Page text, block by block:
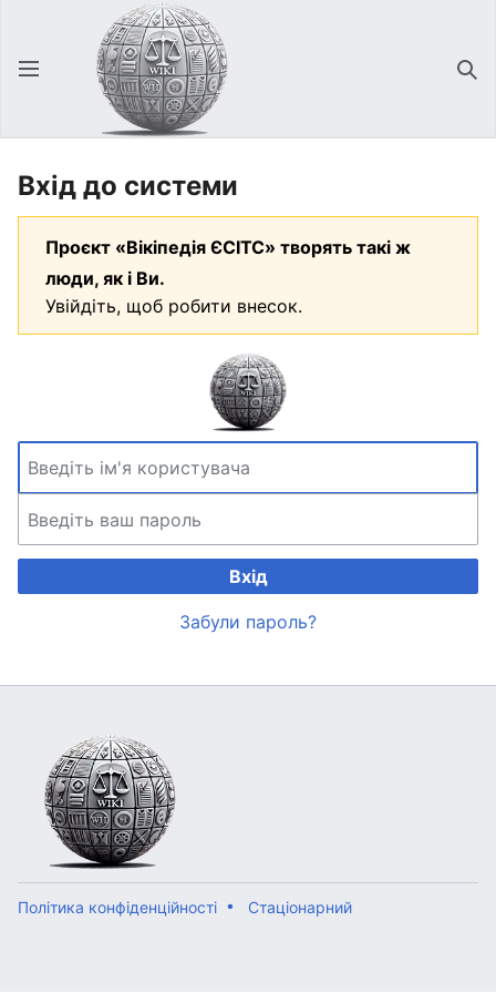
Відкрити головне меню
Вхід до системи
Проєкт «Вікіпедія ЄСІТС» творять такі ж
люди, як і Ви.
Увійдіть, щоб робити внесок.
Вхід
Забули пароль?
Політика конфіденційності Стаціонарний